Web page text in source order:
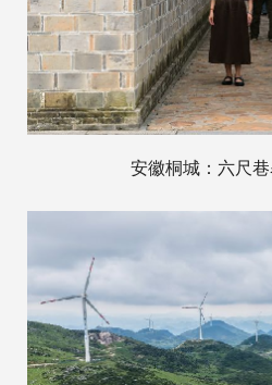
安徽桐城：六尺